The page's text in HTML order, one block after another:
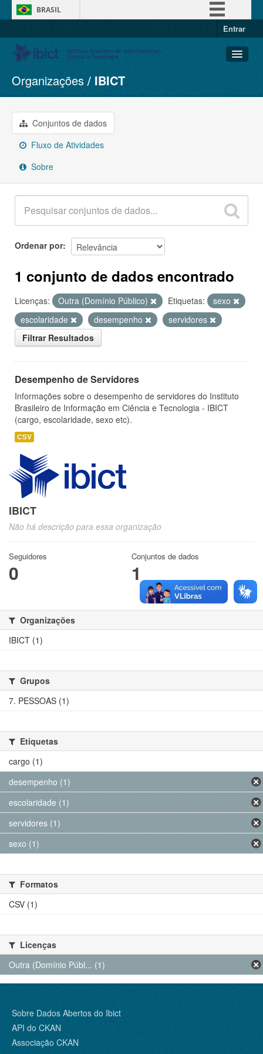
BRASIL
Entrar
Conjuntos de dados
Organizações
Grupos
Sobre
Organizações IBICT
Conjuntos de dados
Fluxo de Atividades
Sobre
Ordenar por
1 conjunto de dados encontrado
Licenças: Outra (Domínio Público) Etiquetas:
sexo
escolaridade
desempenho
servidores
Filtrar Resultados
Desempenho de Servidores
Informações sobre o desempenho de servidores do Instituto
Brasileiro de Informação em Ciência e Tecnologia - IBICT
(cargo, escolaridade, sexo etc).
CSV
IBICT
Não há descrição para essa organização
Seguidores
0
Conjuntos de dados
1
Organizações
IBICT (1)
Grupos
7. PESSOAS (1)
Etiquetas
cargo (1)
desempenho (1)
escolaridade (1)
servidores (1)
sexo (1)
Formatos
CSV (1)
Licenças
Outra (Domínio Públ... (1)
Sobre Dados Abertos do Ibict
API do CKAN
Associação CKAN